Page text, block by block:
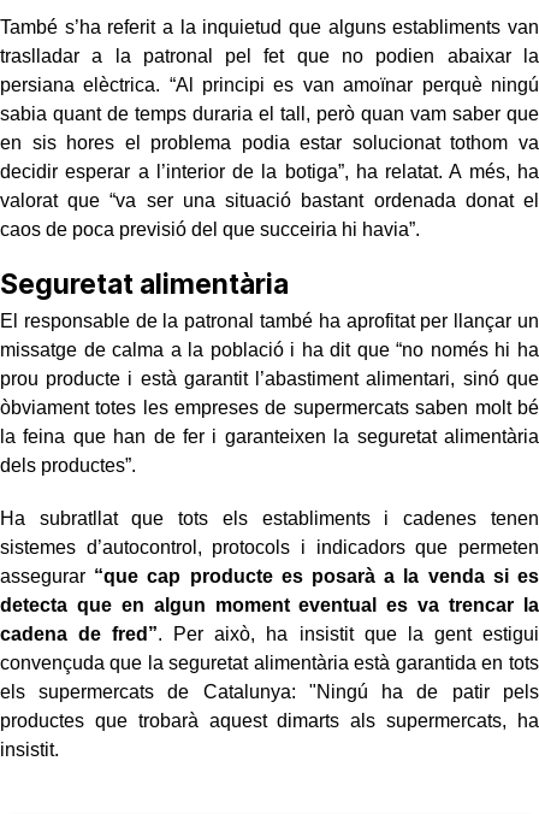
També s’ha referit a la inquietud que alguns establiments van
traslladar a la patronal pel fet que no podien abaixar la
persiana elèctrica. “Al principi es van amoïnar perquè ningú
sabia quant de temps duraria el tall, però quan vam saber que
en sis hores el problema podia estar solucionat tothom va
decidir esperar a l’interior de la botiga”, ha relatat. A més, ha
valorat que “va ser una situació bastant ordenada donat el
caos de poca previsió del que succeiria hi havia”.
Seguretat alimentària
El responsable de la patronal també ha aprofitat per llançar un
missatge de calma a la població i ha dit que “no només hi ha
prou producte i està garantit l’abastiment alimentari, sinó que
òbviament totes les empreses de supermercats saben molt bé
la feina que han de fer i garanteixen la seguretat alimentària
dels productes”.
Ha subratllat que tots els establiments i cadenes tenen
sistemes d’autocontrol, protocols i indicadors que permeten
assegurar “que cap producte es posarà a la venda si es
detecta que en algun moment eventual es va trencar la
cadena de fred”. Per això, ha insistit que la gent estigui
convençuda que la seguretat alimentària està garantida en tots
els supermercats de Catalunya: "Ningú ha de patir pels
productes que trobarà aquest dimarts als supermercats, ha
insistit.